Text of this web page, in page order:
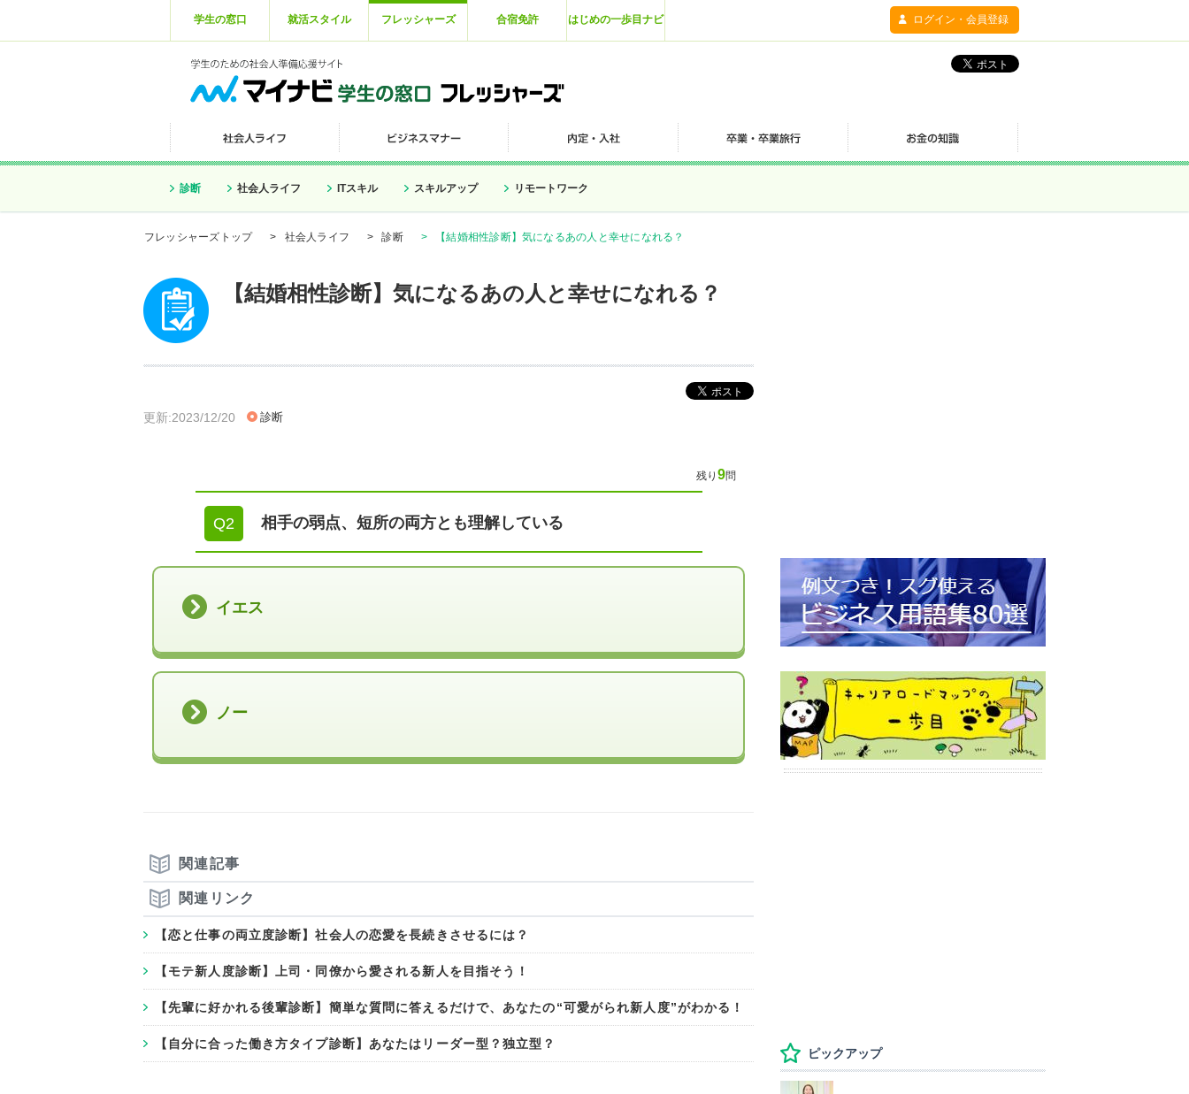
学生の窓口 就活スタイル フレッシャーズ 合宿免許 はじめの一歩目ナビ ログイン・会員登録
診断 社会人ライフ ITスキル スキルアップ リモートワーク
フレッシャーズトップ > 社会人ライフ > 診断 > 【結婚相性診断】気になるあの人と幸せになれる？
【結婚相性診断】気になるあの人と幸せになれる？
更新:2023/12/20 診断
残り 9問
Q2 相手の弱点、短所の両方とも理解している
イエス
ノー
関連記事
関連リンク
【恋と仕事の両立度診断】社会人の恋愛を長続きさせるには？
【モテ新人度診断】上司・同僚から愛される新人を目指そう！
【先輩に好かれる後輩診断】簡単な質問に答えるだけで、あなたの“可愛がられ新人度”がわかる！
【自分に合った働き方タイプ診断】あなたはリーダー型？独立型？
ピックアップ